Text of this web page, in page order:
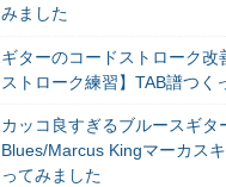
みました
ギターのコードストローク改
ストローク練習】TAB譜つく
カッコ良すぎるブルースギタ
Blues/Marcus Kingマーカス
ってみました